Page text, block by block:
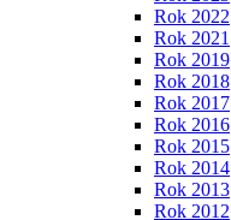
Rok 2022
Rok 2021
Rok 2019
Rok 2018
Rok 2017
Rok 2016
Rok 2015
Rok 2014
Rok 2013
Rok 2012